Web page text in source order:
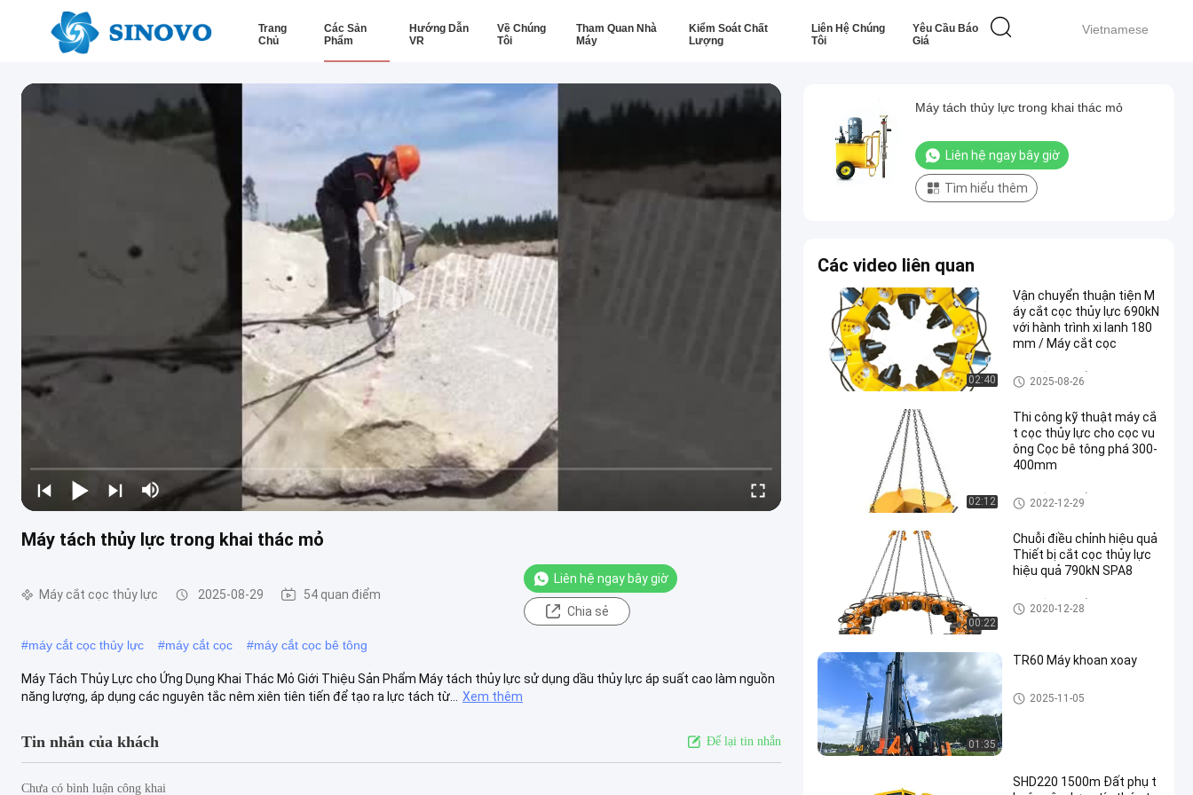
Vietnamese
Trang
Chủ
Các Sản
Phẩm
Hướng Dẫn
VR
Về Chúng
Tôi
Tham Quan Nhà
Máy
Kiểm Soát Chất
Lượng
Liên Hệ Chúng
Tôi
Yêu Cầu Báo
Giá
Máy tách thủy lực trong khai thác mỏ
Máy cắt cọc thủy lực 2025-08-29 54 quan điểm
Liên hệ ngay bây giờ
Chia sẻ
#máy cắt cọc thủy lực #máy cắt cọc #máy cắt cọc bê tông
Máy Tách Thủy Lực cho Ứng Dụng Khai Thác Mỏ Giới Thiệu Sản Phẩm Máy tách thủy lực sử dụng dầu thủy lực áp suất cao làm nguồn
năng lượng, áp dụng các nguyên tắc nêm xiên tiên tiến để tạo ra lực tách từ...
Xem thêm
Tin nhắn của khách Để lại tin nhắn
Chưa có bình luận công khai
Máy tách thủy lực trong khai thác mỏ
Liên hệ ngay bây giờ
Tìm hiểu thêm
Các video liên quan
02:40
Vận chuyển thuận tiện M
áy cắt cọc thủy lực 690kN
với hành trình xi lanh 180
mm / Máy cắt cọc
Máy cắt cọc thủy lực
2025-08-26
02:12
Thi công kỹ thuật máy cắ
t cọc thủy lực cho cọc vu
ông Cọc bê tông phá 300-
400mm
Máy cắt cọc thủy lực
2022-12-29
00:22
Chuỗi điều chỉnh hiệu quả
Thiết bị cắt cọc thủy lực
hiệu quả 790kN SPA8
Máy cắt cọc thủy lực
2020-12-28
01:35
TR60 Máy khoan xoay
Giàn khoan quay
2025-11-05
SHD220 1500m Đất phụ t